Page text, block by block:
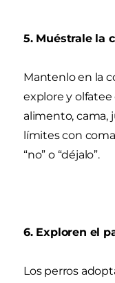
5. Muéstrale la
Mantenlo en la
explore y
alimento, cama,
límites con
“no” o “déjalo”.
6. Exploren el
Los perros